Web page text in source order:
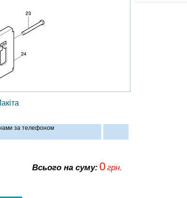
за телефоном
Всього на суму: 0 грн.